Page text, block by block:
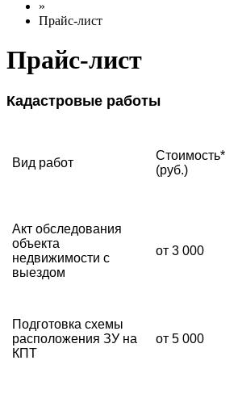
»
Прайс-лист
Прайс-лист
Кадастровые работы
Вид работ
Стоимость*
(руб.)
Акт обследования
объекта
недвижимости с
выездом
от 3 000
Подготовка схемы
расположения ЗУ на
КПТ
от 5 000